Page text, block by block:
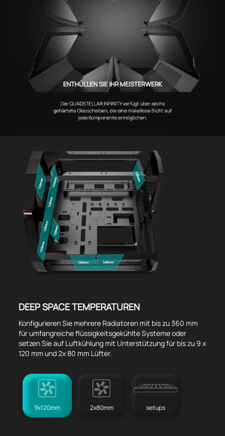
ENTHÜLLEN SIE IHR MEISTERWERK
Der QUADSTELLAR INFINITY verfügt über sechs
gehärtete Glasscheiben, die eine makellose Sicht auf
jede Komponente ermöglichen.
DEEP SPACE TEMPERATUREN
Konfigurieren Sie mehrere Radiatoren mit bis zu 360 mm
für umfangreiche flüssigkeitsgekühlte Systeme oder
setzen Sie auf Luftkühlung mit Unterstützung für bis zu 9 x
120 mm und 2x 80 mm Lüfter.
9x120mm 2x80mm setups